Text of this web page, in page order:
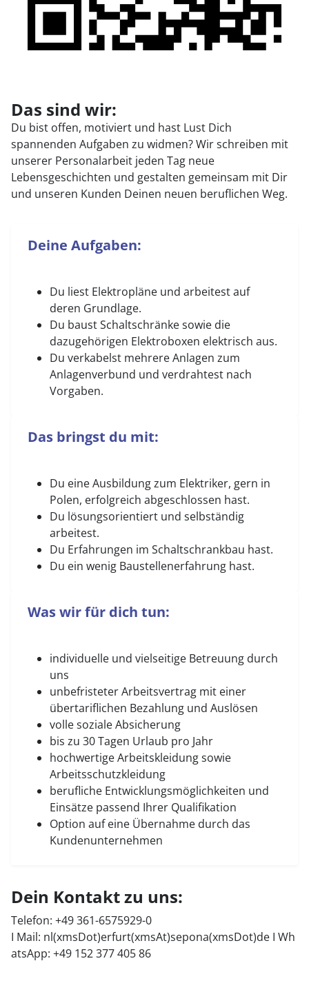
Das sind wir:
Du bist offen, motiviert und hast Lust Dich
spannenden Aufgaben zu widmen? Wir schreiben mit
unserer Personalarbeit jeden Tag neue
Lebensgeschichten und gestalten gemeinsam mit Dir
und unseren Kunden Deinen neuen beruflichen Weg.
Deine Aufgaben:
Du liest Elektropläne und arbeitest auf
deren Grundlage.
Du baust Schaltschränke sowie die
dazugehörigen Elektroboxen elektrisch aus.
Du verkabelst mehrere Anlagen zum
Anlagenverbund und verdrahtest nach
Vorgaben.
Das bringst du mit:
Du eine Ausbildung zum Elektriker, gern in
Polen, erfolgreich abgeschlossen hast.
Du lösungsorientiert und selbständig
arbeitest.
Du Erfahrungen im Schaltschrankbau hast.
Du ein wenig Baustellenerfahrung hast.
Was wir für dich tun:
individuelle und vielseitige Betreuung durch
uns
unbefristeter Arbeitsvertrag mit einer
übertariflichen Bezahlung und Auslösen
volle soziale Absicherung
bis zu 30 Tagen Urlaub pro Jahr
hochwertige Arbeitskleidung sowie
Arbeitsschutzkleidung
berufliche Entwicklungsmöglichkeiten und
Einsätze passend Ihrer Qualifikation
Option auf eine Übernahme durch das
Kundenunternehmen
Dein Kontakt zu uns:
Telefon: +49 361-6575929-0
I Mail: nl(xmsDot)erfurt(xmsAt)sepona(xmsDot)de I Wh
atsApp: +49 152 377 405 86